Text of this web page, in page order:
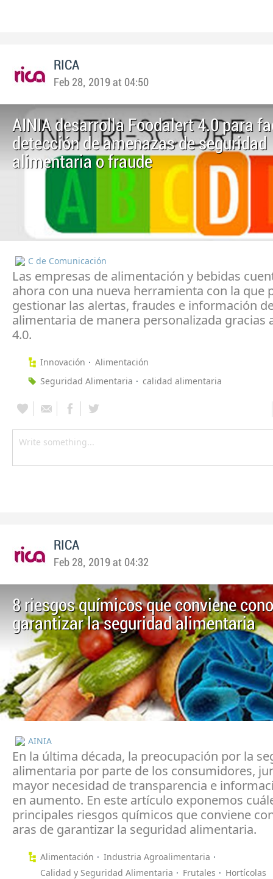
RICA
Feb 28, 2019 at 04:50
AINIA desarrolla Foodalert 4.0 para
detección de amenazas de seguridad
alimentaria o fraude
C de Comunicación
Las empresas de alimentación y bebidas
ahora con una nueva herramienta con la que
gestionar las alertas, fraudes e información
alimentaria de manera personalizada gracias
4.0.
Innovación
Alimentación
Seguridad Alimentaria
calidad alimentaria
RICA
Feb 28, 2019 at 04:32
8 riesgos químicos que conviene
garantizar la seguridad alimentaria
AINIA
En la última década, la preocupación por la
alimentaria por parte de los consumidores,
mayor necesidad de transparencia e
en aumento. En este artículo exponemos
principales riesgos químicos que conviene
aras de garantizar la seguridad alimentaria.
Alimentación
Industria Agroalimentaria
Calidad y Seguridad Alimentaria
Frutales
Hortícolas